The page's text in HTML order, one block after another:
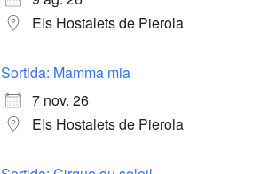
Els Hostalets de Pierola
Sortida: Mamma mia
7 nov. 26
Els Hostalets de Pierola